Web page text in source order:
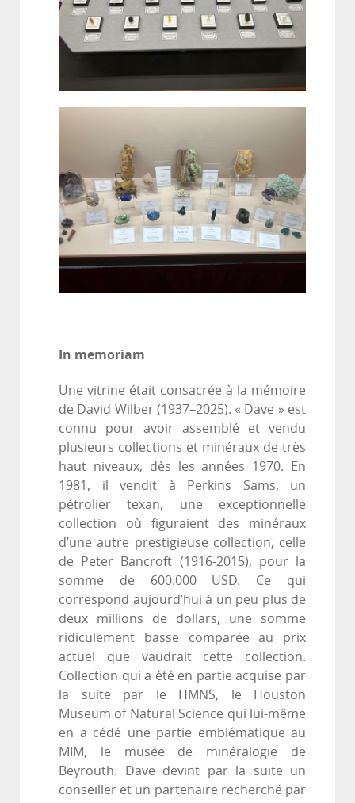
In memoriam
Une vitrine était consacrée à la mémoire
de David Wilber (1937–2025). « Dave » est
connu pour avoir assemblé et vendu
plusieurs collections et minéraux de très
haut niveaux, dès les années 1970. En
1981, il vendit à Perkins Sams, un
pétrolier texan, une exceptionnelle
collection où figuraient des minéraux
d’une autre prestigieuse collection, celle
de Peter Bancroft (1916-2015), pour la
somme de 600.000 USD. Ce qui
correspond aujourd’hui à un peu plus de
deux millions de dollars, une somme
ridiculement basse comparée au prix
actuel que vaudrait cette collection.
Collection qui a été en partie acquise par
la suite par le HMNS, le Houston
Museum of Natural Science qui lui-même
en a cédé une partie emblématique au
MIM, le musée de minéralogie de
Beyrouth. Dave devint par la suite un
conseiller et un partenaire recherché par